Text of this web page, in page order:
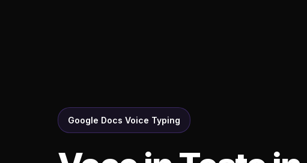
Google Docs Voice Typing